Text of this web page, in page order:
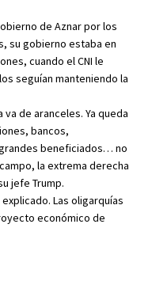
de Aznar por los
su gobierno estaba en
cuando el CNI le
seguían manteniendo la
de aranceles. Ya queda
bancos,
beneficiados… no
la extrema derecha
jefe Trump.
Las oligarquías
económico de